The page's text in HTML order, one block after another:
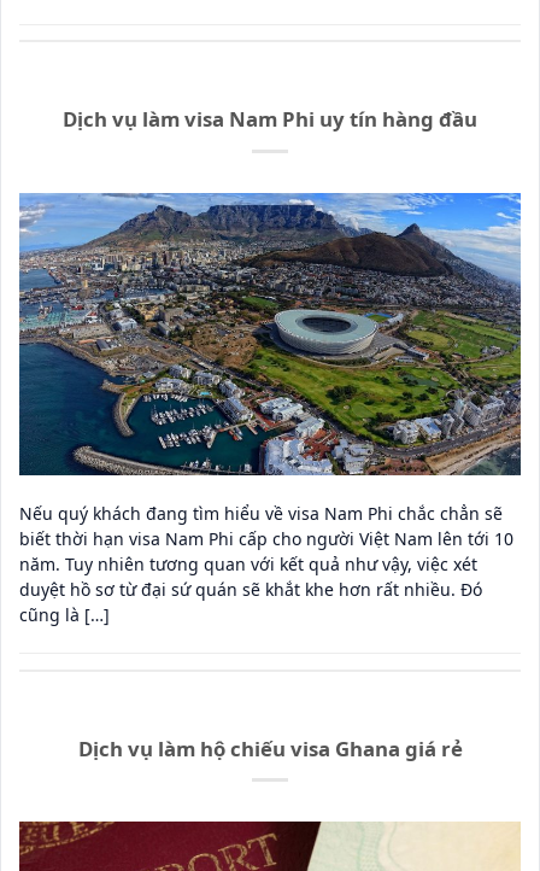
Dịch vụ làm visa Nam Phi uy tín hàng đầu
Nếu quý khách đang tìm hiểu về visa Nam Phi chắc chẳn sẽ
biết thời hạn visa Nam Phi cấp cho người Việt Nam lên tới 10
năm. Tuy nhiên tương quan với kết quả như vậy, việc xét
duyệt hồ sơ từ đại sứ quán sẽ khắt khe hơn rất nhiều. Đó
cũng là […]
Dịch vụ làm hộ chiếu visa Ghana giá rẻ